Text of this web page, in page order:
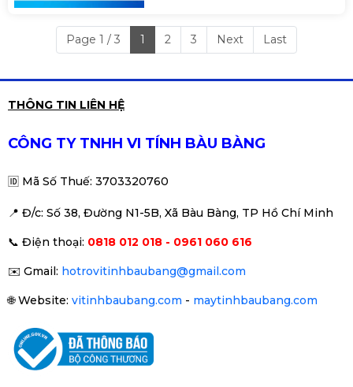
Page 1 / 3 1 2 3 Next Last
THÔNG TIN LIÊN HỆ
CÔNG TY TNHH VI TÍNH BÀU BÀNG
🆔 Mã Số Thuế: 3703320760
📍 Đ/c: Số 38, Đường N1-5B, Xã Bàu Bàng, TP Hồ Chí Minh
📞 Điện thoại: 0818 012 018 - 0961 060 616
✉️ Gmail: hotrovitinhbaubang@gmail.com
🌐Website: vitinhbaubang.com - maytinhbaubang.com